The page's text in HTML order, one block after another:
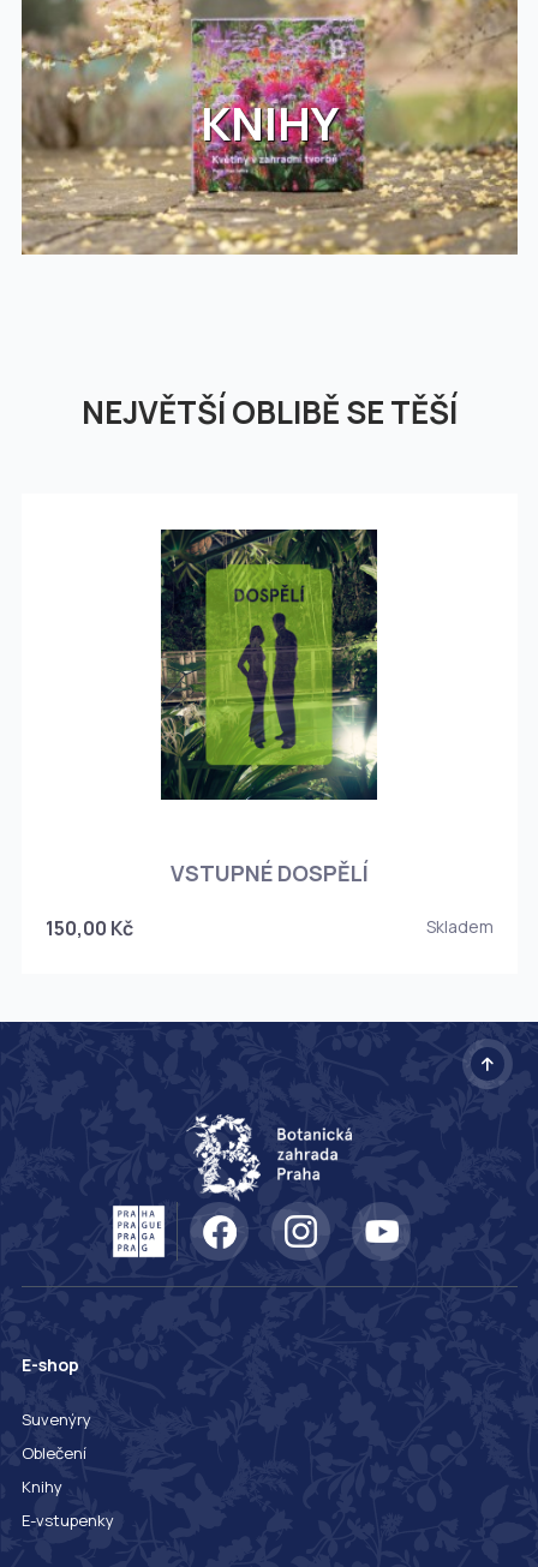
KNIHY
NEJVĚTŠÍ OBLIBĚ SE TĚŠÍ
VSTUPNÉ DOSPĚLÍ
150,00 Kč Skladem
E-shop
Suvenýry
Oblečení
Knihy
E-vstupenky